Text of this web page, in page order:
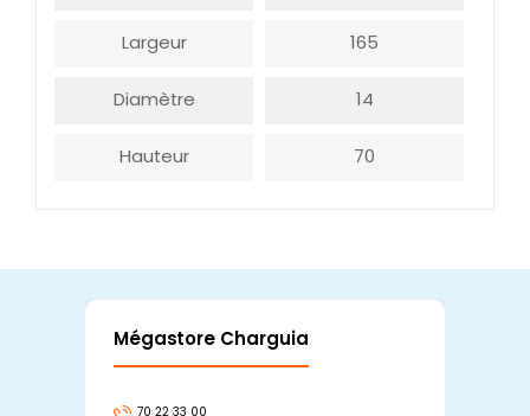
Largeur 165
Diamètre 14
Hauteur 70
Mégastore Charguia
70 22 33 00